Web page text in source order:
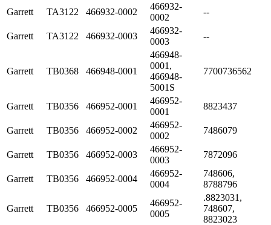
Garrett TA3122 466932-0002
466932-
0002
--
Garrett TA3122 466932-0003
466932-
0003
--
Garrett TB0368 466948-0001
466948-
0001,
466948-
5001S
7700736562
Garrett TB0356 466952-0001
466952-
0001
8823437
Garrett TB0356 466952-0002
466952-
0002
7486079
Garrett TB0356 466952-0003
466952-
0003
7872096
Garrett TB0356 466952-0004
466952-
0004
748606,
8788796
Garrett TB0356 466952-0005
466952-
0005
.8823031,
748607,
8823023